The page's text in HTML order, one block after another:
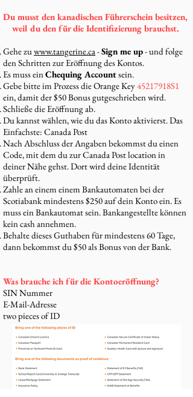
Du musst den kanadischen Führerschein besitzen,
weil du den für die Identifizierung brauchst.
Gehe zuwww.tangerine.ca-Sign me up- und folge
den Schritten zur Eröffnung des Kontos.
Es muss einChequing Accountsein.
Gebe bitte im Prozess die Orange Key45217918S1
ein, damit der $50 Bonus gutgeschrieben wird.
Schließe die Eröffnung ab.
Du kannst wählen, wie du das Konto aktivierst. Das
Einfachste: Canada Post
Nach Abschluss der Angaben bekommst du einen
Code, mit dem du zur Canada Post location in
deiner Nähe gehst. Dort wird deine Identität
überprüft.
Zahle an einem einem Bankautomaten bei der
Scotiabank mindestens $250 auf dein Konto ein. Es
muss ein Bankautomat sein. Bankangestellte können
kein cash annehmen.
Behalte dieses Guthaben für mindestens 60 Tage,
dann bekommst du $50 als Bonus von der Bank.
Was brauche ich für die Kontoeröffnung?
SIN Nummer
E-Mail-Adresse
two pieces of ID